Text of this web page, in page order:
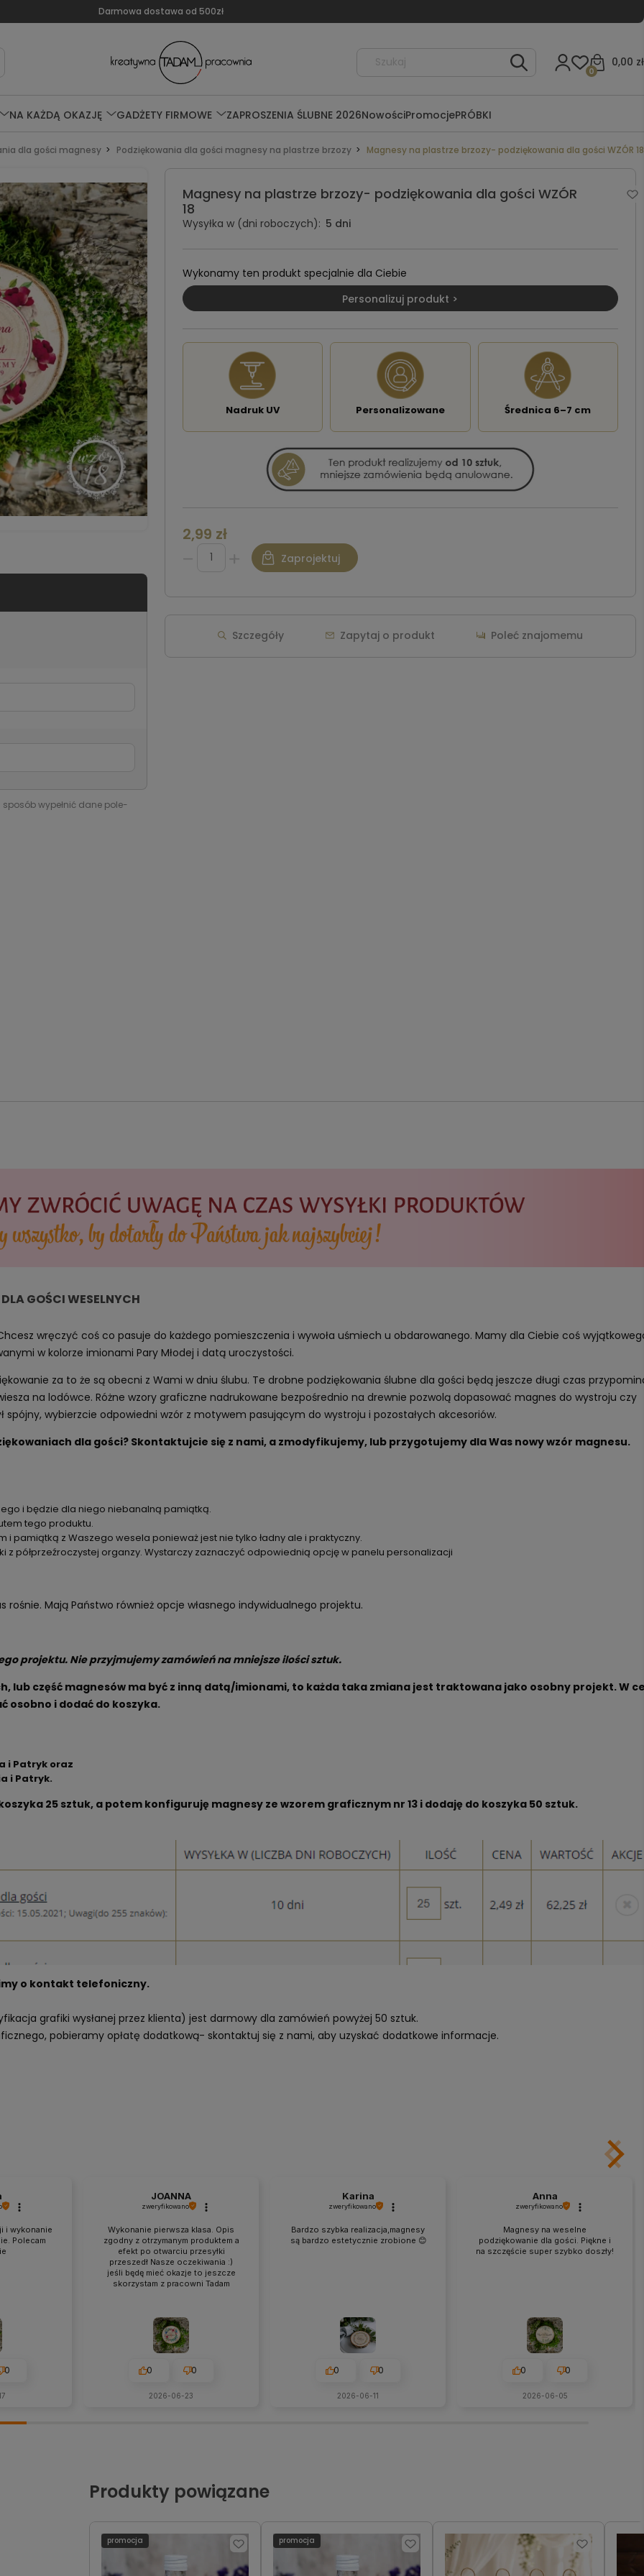
Darmowa dostawa od 500zł
0,00 zł
0
NA KAŻDĄ OKAZJĘ GADŻETY FIRMOWE ZAPROSZENIA ŚLUBNE 2026NowościPromocjePRÓBKI
dla gości magnesy Podziękowania dla gości magnesy na plastrze brzozy Magnesy na plastrze brzozy- podziękowania dla gości WZÓR 18
Magnesy na plastrze brzozy- podziękowania dla gości WZÓR
18
Wysyłka w (dni roboczych): 5 dni
Wykonamy ten produkt specjalnie dla Ciebie
Personalizuj produkt >
Nadruk UV Personalizowane Średnica 6–7 cm
wypełnić dane pole-
2,99 zł
Zaprojektuj
Szczegóły Zapytaj o produkt Poleć znajomemu
GOŚCI WESELNYCH
wręczyć coś co pasuje do każdego pomieszczenia i wywoła uśmiech u obdarowanego. Mamy dla Ciebie coś
w kolorze imionami Pary Młodej i datą uroczystości.
za to że są obecni z Wami w dniu ślubu. Te drobne podziękowania ślubne dla gości będą jeszcze długi czas
na lodówce. Różne wzory graficzne nadrukowane bezpośrednio na drewnie pozwolą dopasować magnes do wystroju czy
wybierzcie odpowiedni wzór z motywem pasującym do wystroju i pozostałych akcesoriów.
dla gości? Skontaktujcie się z nami, a zmodyfikujemy, lub przygotujemy dla Was nowy wzór magnesu.
i będzie dla niego niebanalną pamiątką.
tego produktu.
z Waszego wesela ponieważ jest nie tylko ładny ale i praktyczny.
półprzeźroczystej organzy. Wystarczy zaznaczyć odpowiednią opcję w panelu personalizacji
Mają Państwo również opcje własnego indywidualnego projektu.
projektu. Nie przyjmujemy zamówień na mniejsze ilości sztuk.
lub część magnesów ma być z inną datą/imionami, to każda taka zmiana jest traktowana jako osobny projekt. W
osobno i dodać do koszyka.
i Patryk oraz
i Patryk.
25 sztuk, a potem konfiguruję magnesy ze wzorem graficznym nr 13 i dodaję do koszyka 50 sztuk.
o kontakt telefoniczny.
grafiki wysłanej przez klienta) jest darmowy dla zamówień powyżej 50 sztuk.
pobieramy opłatę dodatkową- skontaktuj się z nami, aby uzyskać dodatkowe informacje.
i wykonanie
Polecam
0
JOANNA
zweryfikowano
Wykonanie pierwsza klasa. Opis
zgodny z otrzymanym produktem a
efekt po otwarciu przesyłki
przeszedł Nasze oczekiwania :)
jeśli będę mieć okazje to jeszcze
skorzystam z pracowni Tadam
0 0
2026-06-23
Karina
zweryfikowano
Bardzo szybka realizacja,magnesy
są bardzo estetycznie zrobione 😊
0 0
2026-06-11
Anna
zweryfikowano
Magnesy na weselne
podziękowanie dla gości. Piękne i
na szczęście super szybko doszły!
0 0
2026-06-05
Produkty powiązane
promocja promocja